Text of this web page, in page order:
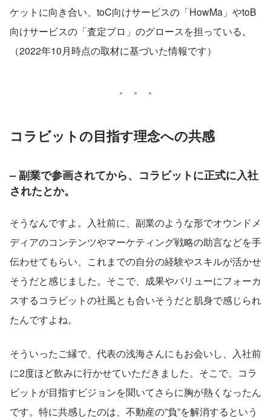
ケットに向き合い、toC向けサービスの「HowMa」やtoB
向けサービスの「査定プロ」のグロースを担っている。
（2022年10月時点の取材に基づいた情報です）
コラビットの目指す理念への共感
– 副業で参画されてから、コラビットに正式に入社
されたとか。
そうなんですよ。入社前に、副業のような形でオウンドメ
ディアのコンテンツやマーケティング戦略の助言などを手
伝わせてもらい、これまでの自分の経験やスキルが活かせ
そうだと感じました。そこで、成果やバリューにフォーカ
スするコラビットの社風とも合いそうだと肌身で感じられ
たんですよね。
そういったご縁で、代表の浅海さんにもお会いし、入社前
に2度ほど飲みに行かせていただきました。そこで、コラ
ビットが目指すビジョンを聞いてさらに胸が熱くなったん
です。特に共感したのは、不動産の”負”を解消するという